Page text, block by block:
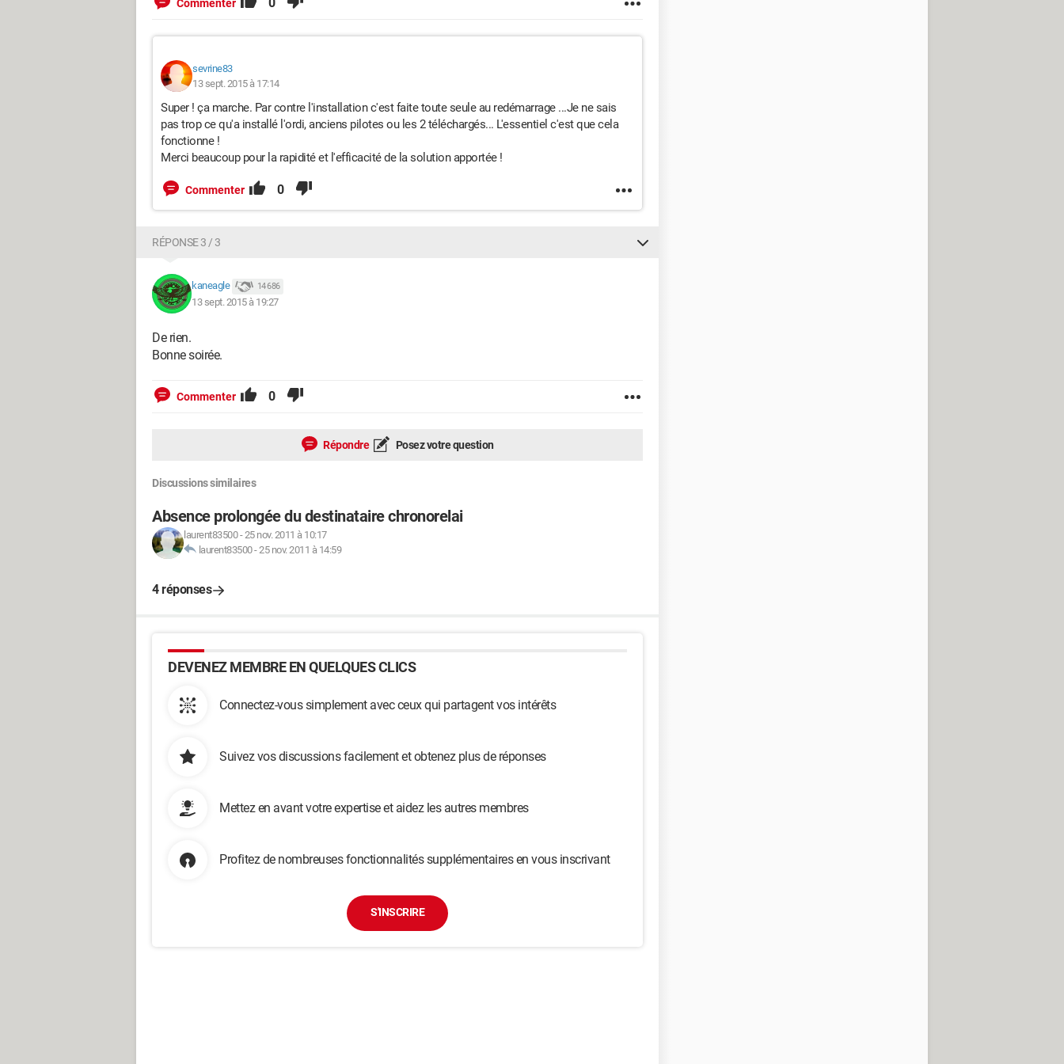
Commenter
sevrine83
13 sept. 2015 à 17:14
Super ! ça marche. Par contre l'installation c'est faite toute seule au redémarrage ...Je ne sais
pas trop ce qu'a installé l'ordi, anciens pilotes ou les 2 téléchargés... L'essentiel c'est que cela
fonctionne !
Merci beaucoup pour la rapidité et l'efficacité de la solution apportée !
Commenter 0
RÉPONSE 3 / 3
kaneagle 14 686
13 sept. 2015 à 19:27
De rien.
Bonne soirée.
Commenter 0
Répondre Posez votre question
Discussions similaires
Absence prolongée du destinataire chronorelai
laurent83500-25 nov. 2011 à 10:17
laurent83500-25 nov. 2011 à 14:59
4 réponses
DEVENEZ MEMBRE EN QUELQUES CLICS
Connectez-vous simplement avec ceux qui partagent vos intérêts
Suivez vos discussions facilement et obtenez plus de réponses
Mettez en avant votre expertise et aidez les autres membres
Profitez de nombreuses fonctionnalités supplémentaires en vous inscrivant
S'INSCRIRE